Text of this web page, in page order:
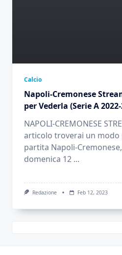
Calcio
Napoli-Cremonese
per Vederla (Serie A
NAPOLI-CREMONESE
articolo troverai un modo
partita Napoli-
domenica 12 ...
Redazione Feb 12, 2023